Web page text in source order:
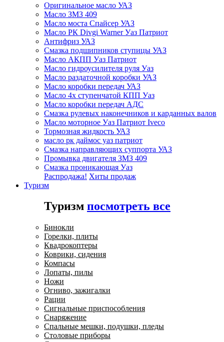
Оригинальное масло УАЗ
Масло ЗМЗ 409
Масло моста Спайсер УАЗ
Масло РК Divgi Warner Уаз Патриот
Антифриз УАЗ
Смазка подшипников ступицы УАЗ
Масло АКПП Уаз Патриот
Масло гидроусилителя руля Уаз
Масло раздаточной коробки УАЗ
Масло коробки передач УАЗ
Масло 4х ступенчатой КПП Уаз
Масло коробки передач АДС
Смазка рулевых наконечников и карданных валов
Масло моторное Уаз Патриот Iveco
Тормозная жидкость УАЗ
масло рк даймос уаз патриот
Смазка направляющих суппорта УАЗ
Промывка двигателя ЗМЗ 409
Смазка проникающая Уаз
Распродажа! Хиты продаж
Туризм
Туризм посмотреть все
Бинокли
Горелки, плиты
Квадрокоптеры
Коврики, сидения
Компасы
Лопаты, пилы
Ножи
Огниво, зажигалки
Рации
Сигнальные приспособления
Снаряжение
Спальные мешки, подушки, пледы
Столовые приборы